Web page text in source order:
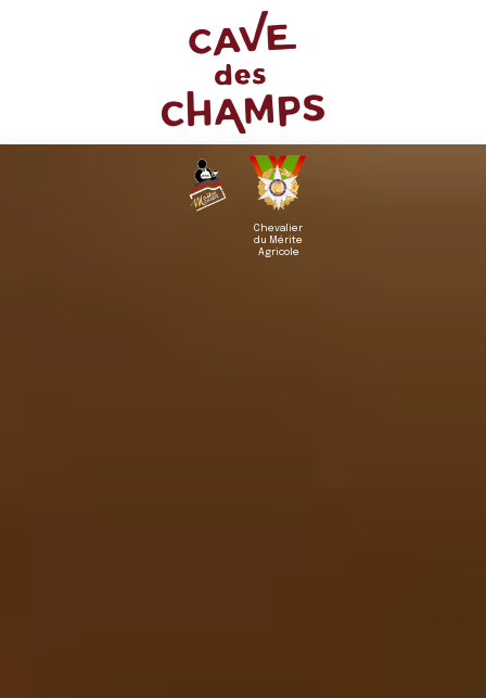
Chevalier
du Mérite
Agricole